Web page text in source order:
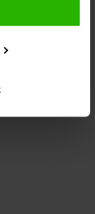
en
instellen welke